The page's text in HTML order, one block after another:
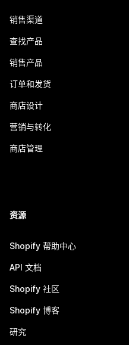
销售渠道
查找产品
销售产品
订单和发货
商店设计
营销与转化
商店管理
资源
Shopify 帮助中心
API 文档
Shopify 社区
Shopify 博客
研究